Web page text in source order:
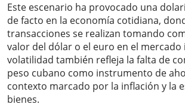
Este escenario ha provocado una
de facto en la economía cotidiana,
transacciones se realizan tomando
valor del dólar o el euro en el mercado
volatilidad también refleja la falta de
peso cubano como instrumento de
contexto marcado por la inflación y la
bienes.